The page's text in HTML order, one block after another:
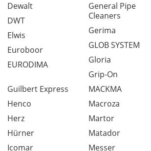
Dewalt
DWT
Elwis
Euroboor
EURODIMA
General Pipe
Cleaners
Gerima
GLOB SYSTEM
Gloria
Grip-On
Guilbert Express
Henco
Herz
Hürner
Icomar
MACKMA
Macroza
Martor
Matador
Messer